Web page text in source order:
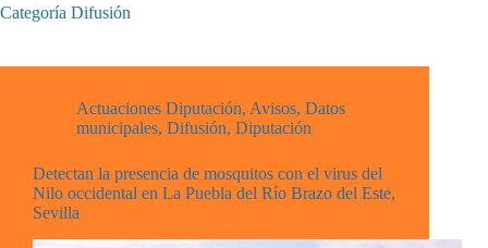
Categoría Difusión
Actuaciones Diputación, Avisos, Datos
municipales, Difusión, Diputación
Detectan la presencia de mosquitos con el virus del
Nilo occidental en La Puebla del Río Brazo del Este,
Sevilla